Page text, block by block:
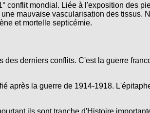
conflit mondial. Liée à l'exposition des
mauvaise vascularisation des tissus.
et mortelle septicémie.
des derniers conflits. C'est la guerre
après la guerre de 1914-1918.